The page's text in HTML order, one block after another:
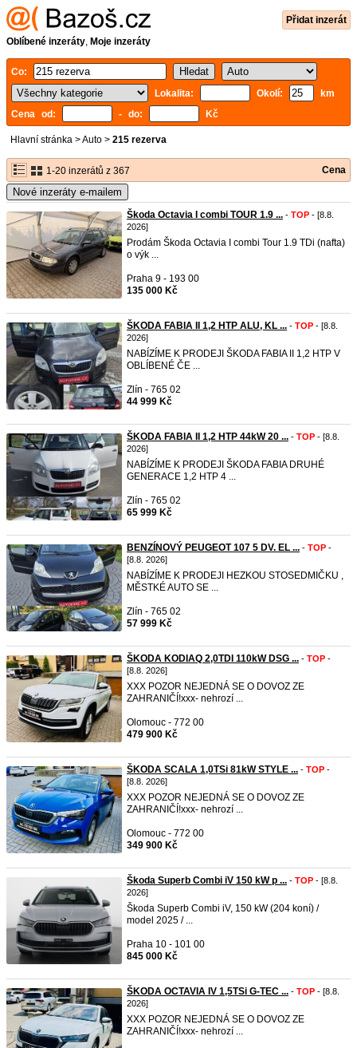
Přidat inzerát
Oblíbené inzeráty, Moje inzeráty
Co:
Lokalita:
Okolí:
km
Cena od:
- do: Kč
Hlavní stránka >Auto > 215 rezerva
1-20 inzerátů z 367 Cena
Nové inzeráty e-mailem
Škoda Octavia I combi TOUR 1.9 ... - TOP - [8.8.
2026]
Prodám Škoda Octavia I combi Tour 1.9 TDi (nafta)
o výk ...
Praha 9 - 193 00
135 000 Kč
ŠKODA FABIA II 1,2 HTP ALU, KL ... - TOP - [8.8.
2026]
NABÍZÍME K PRODEJI ŠKODA FABIA II 1,2 HTP V
OBLÍBENÉ ČE ...
Zlín - 765 02
44 999 Kč
ŠKODA FABIA II 1,2 HTP 44kW 20 ... - TOP - [8.8.
2026]
NABÍZÍME K PRODEJI ŠKODA FABIA DRUHÉ
GENERACE 1,2 HTP 4 ...
Zlín - 765 02
65 999 Kč
BENZÍNOVÝ PEUGEOT 107 5 DV. EL ... - TOP -
[8.8. 2026]
NABÍZÍME K PRODEJI HEZKOU STOSEDMIČKU ,
MĚSTKÉ AUTO SE ...
Zlín - 765 02
57 999 Kč
ŠKODA KODIAQ 2,0TDI 110kW DSG ... - TOP -
[8.8. 2026]
XXX POZOR NEJEDNÁ SE O DOVOZ ZE
ZAHRANIČÍ!xxx- nehrozí ...
Olomouc - 772 00
479 900 Kč
ŠKODA SCALA 1,0TSi 81kW STYLE ... - TOP -
[8.8. 2026]
XXX POZOR NEJEDNÁ SE O DOVOZ ZE
ZAHRANIČÍ!xxx- nehrozí ...
Olomouc - 772 00
349 900 Kč
Škoda Superb Combi iV 150 kW p ... - TOP - [8.8.
2026]
Škoda Superb Combi iV, 150 kW (204 koní) /
model 2025 / ...
Praha 10 - 101 00
845 000 Kč
ŠKODA OCTAVIA IV 1,5TSi G-TEC ... - TOP - [8.8.
2026]
XXX POZOR NEJEDNÁ SE O DOVOZ ZE
ZAHRANIČÍ!xxx- nehrozí ...